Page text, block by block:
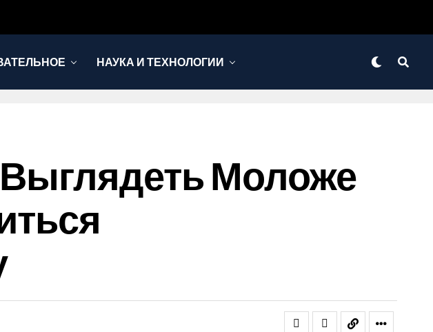
НАУКА И ТЕХНОЛОГИИ
Моложе